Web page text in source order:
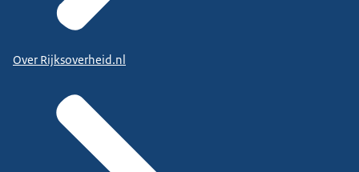
Over Rijksoverheid.nl